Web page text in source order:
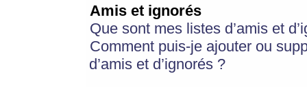
Amis et ignorés
Que sont mes listes d’amis et
Comment puis-je ajouter ou
d’amis et d’ignorés ?